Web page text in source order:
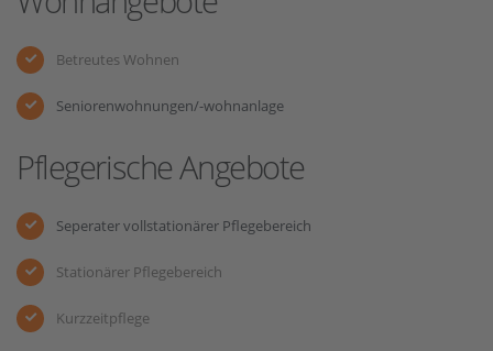
Betreutes Wohnen
Seniorenwohnungen/-wohnanlage
Pflegerische Angebote
Seperater vollstationärer Pflegebereich
Stationärer Pflegebereich
Kurzzeitpflege